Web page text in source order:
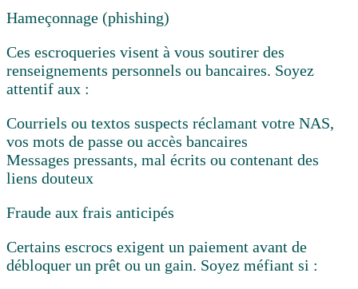
Hameçonnage (phishing)
Ces escroqueries visent à vous soutirer des
renseignements personnels ou bancaires. Soyez
attentif aux :
Courriels ou textos suspects réclamant votre NAS,
vos mots de passe ou accès bancaires
Messages pressants, mal écrits ou contenant des
liens douteux
Fraude aux frais anticipés
Certains escrocs exigent un paiement avant de
débloquer un prêt ou un gain. Soyez méfiant si :